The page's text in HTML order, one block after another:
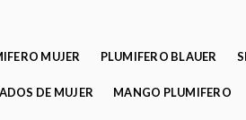
MUJER PLUMIFERO BLAUER
DE MUJER MANGO PLUMIFERO